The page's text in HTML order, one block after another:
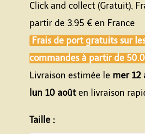
Click and collect (Gratuit),
partir de 3.95 € en France
Frais de port gratuits sur
commandes à partir de
Livraison estimée le mer 12
lun 10 aoûten livraison
Taille :